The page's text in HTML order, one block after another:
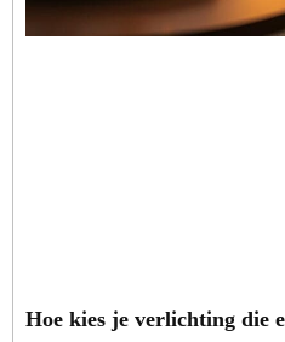
Hoe kies je verlichting die